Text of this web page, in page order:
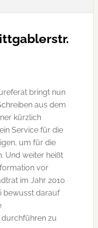
bringt nun
aus dem
kürzlich
Service für die
um für die
Und weiter heißt
vor
im Jahr 2010
bewusst darauf
zu